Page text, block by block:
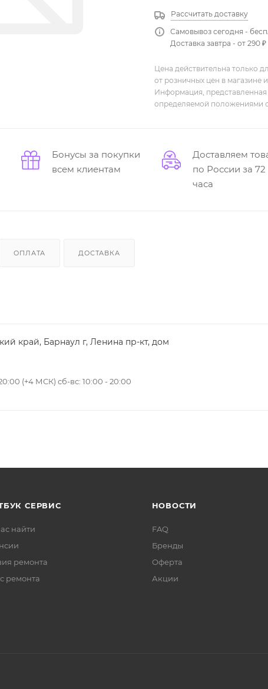
Рассчитать доставку
Самовывоз сегодня -
Доставка завтра - от 290 ₽
Цена действительна только
от розничных цен в магазине
Информация, представленная
определяемой положениями
Бонусы за покупки
всем клиентам
Доставляем
по России за 72
часа
ОПЛАТА ДОСТАВКА
край, Барнаул г, Ленина пр-кт, дом
(+4 МСК) сб-вс: 10:00 - 20:00
СЕРВИС
найти
ремонта
ремонта
НОВОСТИ
FAQ
Бренды
Оферта
Акции